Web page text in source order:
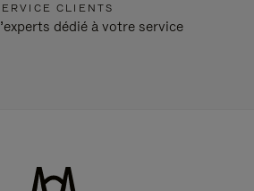
CLIENTS
dédié à votre service